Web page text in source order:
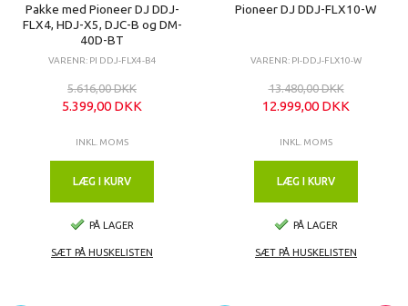
Pakke med Pioneer DJ DDJ-
FLX4, HDJ-X5, DJC-B og DM-
40D-BT
VARENR: PI DDJ-FLX4-B4
5.616,00 DKK
5.399,00 DKK
INKL. MOMS
LÆG I KURV
PÅ LAGER
SÆT PÅ HUSKELISTEN
Pioneer DJ DDJ-FLX10-W
VARENR: PI-DDJ-FLX10-W
13.480,00 DKK
12.999,00 DKK
INKL. MOMS
LÆG I KURV
PÅ LAGER
SÆT PÅ HUSKELISTEN